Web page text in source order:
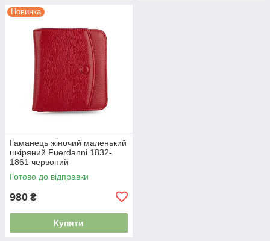
Новинка
Гаманець жіночий маленький
шкіряний Fuerdanni 1832-
1861 червоний
Готово до відправки
980 ₴
Купити